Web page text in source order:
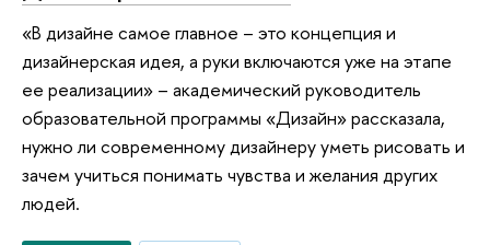
«В дизайне самое главное – это концепция и
дизайнерская идея, а руки включаются уже на этапе
ее реализации» – академический руководитель
образовательной программы «Дизайн» рассказала,
нужно ли современному дизайнеру уметь рисовать и
зачем учиться понимать чувства и желания других
людей.